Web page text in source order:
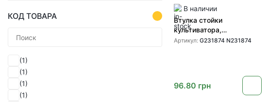
КОД ТОВАРА
(1)
(1)
(1)
(1)
В наличии
Втулка стойки
культиватора,
внутренняя (N231874
Артикул: G231874 N231874
96.80 грн